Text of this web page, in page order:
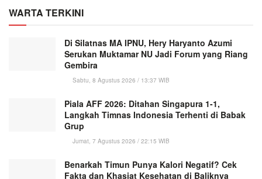
WARTA TERKINI
Di Silatnas MA IPNU, Hery Haryanto Azumi
Serukan Muktamar NU Jadi Forum yang Riang
Gembira
Sabtu, 8 Agustus 2026 / 13:37 WIB
Piala AFF 2026: Ditahan Singapura 1-1,
Langkah Timnas Indonesia Terhenti di Babak
Grup
Jumat, 7 Agustus 2026 / 22:15 WIB
Benarkah Timun Punya Kalori Negatif? Cek
Fakta dan Khasiat Kesehatan di Baliknya